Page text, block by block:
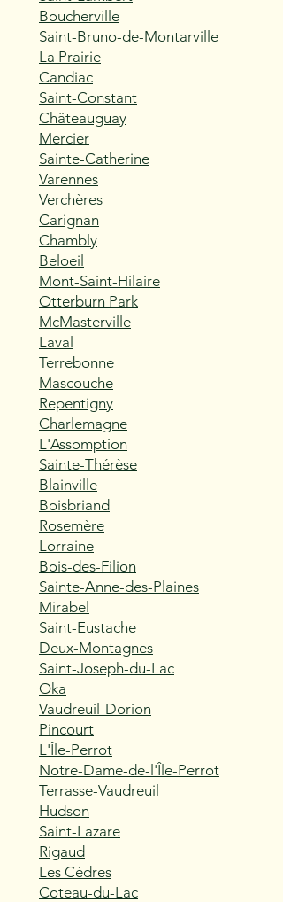
Boucherville
Saint-Bruno-de-Montarville
La Prairie
Candiac
Saint-Constant
Châteauguay
Mercier
Sainte-Catherine
Varennes
Verchères
Carignan
Chambly
Beloeil
Mont-Saint-Hilaire
Otterburn Park
McMasterville
Laval
Terrebonne
Mascouche
Repentigny
Charlemagne
L'Assomption
Sainte-Thérèse
Blainville
Boisbriand
Rosemère
Lorraine
Bois-des-Filion
Sainte-Anne-des-Plaines
Mirabel
Saint-Eustache
Deux-Montagnes
Saint-Joseph-du-Lac
Oka
Vaudreuil-Dorion
Pincourt
L'Île-Perrot
Notre-Dame-de-l'Île-Perrot
Terrasse-Vaudreuil
Hudson
Saint-Lazare
Rigaud
Les Cèdres
Coteau-du-Lac